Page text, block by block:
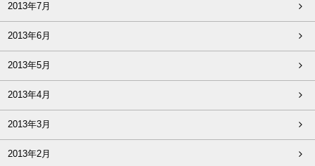
2013年7月
2013年6月
2013年5月
2013年4月
2013年3月
2013年2月